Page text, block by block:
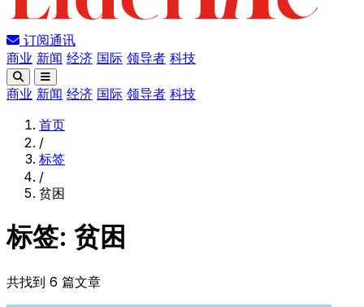
订阅通讯
商业 新闻 经济 国际 领导者 科技
商业 新闻 经济 国际 领导者 科技
首页
/
标签
/
贫困
标签: 贫困
共找到 6 篇文章